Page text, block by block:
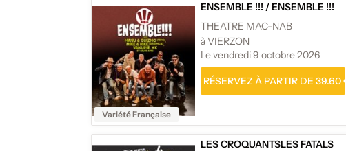
Variété Française
ENSEMBLE !!! /ENSEMBLE !!!
THEATRE MAC-NAB
à VIERZON
Le vendredi 9 octobre 2026
RÉSERVEZ À PARTIR DE 39.60 €
LES CROQUANTSLES FATALS